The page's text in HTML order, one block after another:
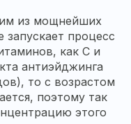
из мощнейших
запускает процесс
как С и
антиэйджинга
то с возрастом
поэтому так
этого